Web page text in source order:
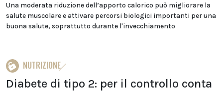
Una moderata riduzione dell’apporto calorico può migliorare la
salute muscolare e attivare percorsi biologici importanti per una
buona salute, soprattutto durante l'invecchiamento
NUTRIZIONE
Diabete di tipo 2: per il controllo conta